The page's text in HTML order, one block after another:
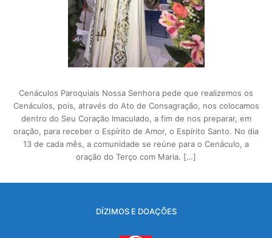
Cenáculos Paroquiais Nossa Senhora pede que realizemos os
Cenáculos, pois, através do Ato de Consagração, nos colocamos
dentro do Seu Coração Imaculado, a fim de nos preparar, em
oração, para receber o Espírito de Amor, o Espírito Santo. No dia
13 de cada mês, a comunidade se reúne para o Cenáculo, a
oração do Terço com Maria. […]
DÍZIMOS E DOAÇÕES